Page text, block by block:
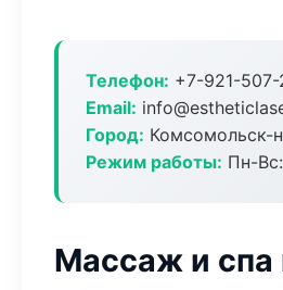
Телефон: +7-921-507-
Email:
Город: Комсомольск-
Режим работы: Пн-
Массаж и спа